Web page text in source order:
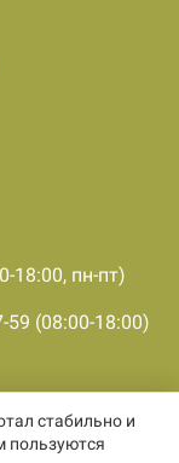
18:00, пн-пт)
59 (08:00-18:00)
«Ольвия-
стабильно и
пользуются